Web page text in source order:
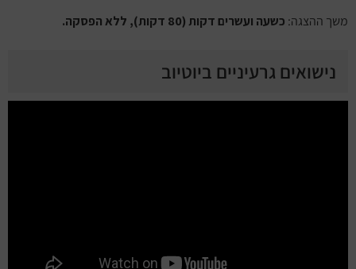
משך ההצגה: כשעה ועשרים דקות (80 דקות), ללא הפסקה.
נישואים גרעיניים ביוטיוב